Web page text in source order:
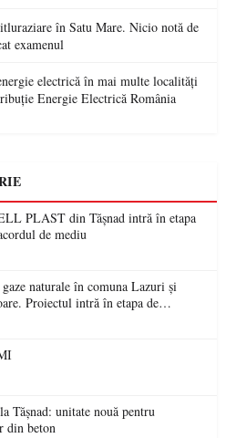
în Satu Mare. Nicio notă de
examenul
electrică în mai multe localități
Energie Electrică România
PLAST din Tășnad intră în etapa
de mediu
naturale în comuna Lazuri și
Proiectul intră în etapa de
Tășnad: unitate nouă pentru
din beton